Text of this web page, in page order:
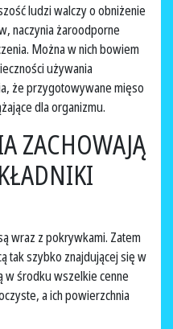
ludzi walczy o obniżenie
naczynia żaroodporne
Można w nich bowiem
używania
że przygotowywane mięso
dla organizmu.
ZACHOWAJĄ
wraz z pokrywkami. Zatem
tak szybko znajdującej się w
w środku wszelkie cenne
a ich powierzchnia